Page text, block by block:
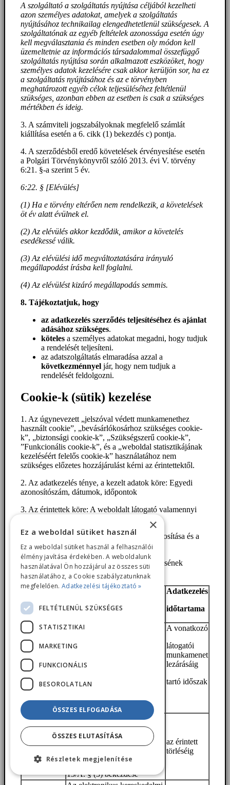
A szolgáltató a szolgáltatás nyújtása céljából kezelheti
azon személyes adatokat, amelyek a szolgáltatás
nyújtásához technikailag elengedhetetlenül szükségesek. A
szolgáltatónak az egyéb feltételek azonossága esetén úgy
kell megválasztania és minden esetben oly módon kell
üzemeltetnie az információs társadalommal összefüggő
szolgáltatás nyújtása során alkalmazott eszközöket, hogy
személyes adatok kezelésére csak akkor kerüljön sor, ha ez
a szolgáltatás nyújtásához és az e törvényben
meghatározott egyéb célok teljesüléséhez feltétlenül
szükséges, azonban ebben az esetben is csak a szükséges
mértékben és ideig.
3. A számviteli jogszabályoknak megfelelő számlát
kiállítása esetén a 6. cikk (1) bekezdés c) pontja.
4. A szerződésből eredő követelések érvényesítése esetén
a Polgári Törvénykönyvről szóló 2013. évi V. törvény
6:21. §-a szerint 5 év.
6:22. § [Elévülés]
(1) Ha e törvény eltérően nem rendelkezik, a követelések
öt év alatt évülnek el.
(2) Az elévülés akkor kezdődik, amikor a követelés
esedékessé válik.
(3) Az elévülési idő megváltoztatására irányuló
megállapodást írásba kell foglalni.
(4) Az elévülést kizáró megállapodás semmis.
8. Tájékoztatjuk, hogy
az adatkezelés szerződés teljesítéséhez és ajánlat
adásához szükséges.
köteles a személyes adatokat megadni, hogy tudjuk
a rendelését teljesíteni.
az adatszolgáltatás elmaradása azzal a
következménnyel jár, hogy nem tudjuk a
rendelését feldolgozni.
Cookie-k (sütik) kezelése
1. Az úgynevezett „jelszóval védett munkamenethez
használt cookie”, „bevásárlókosárhoz szükséges cookie-
k”, „biztonsági cookie-k”, „Szükségszerű cookie-k”,
”Funkcionális cookie-k”, és a „weboldal statisztikájának
kezeléséért felelős cookie-k” használatához nem
szükséges előzetes hozzájárulást kérni az érintettektől.
2. Az adatkezelés ténye, a kezelt adatok köre: Egyedi
azonosítószám, dátumok, időpontok
3. Az érintettek köre: A weboldalt látogató valamennyi
4. Az adatkezelés célja: A felhasználók azonosítása és a
látogatók nyomon követése.
5. Az adatkezelés időtartama, az adatok törlésének
határideje:
Süti típusa Adatkezelés jogalapja
Adatkezelés
időtartama
Munkamenet
sütik
(session)
szolgáltatások, valamint az
szolgáltatások egyes
CVIII. törvény (Elkertv.)
A vonatkozó
látogatói
munkamenet
lezárásáig
tartó időszak
vagy mentett
sütik
Az elektronikus kereskedelmi
szolgáltatások, valamint az
információs társadalmi
szolgáltatások egyes
kérdéseiről szóló 2001.
CVIII. törvény (Elkertv.)
13/A. § (3) bekezdése
az érintett
törléséig
×
Ez a weboldal sütiket használ
Ez a weboldal sütiket használ a felhasználói
élmény javítása érdekében. A weboldalunk
használatával Ön hozzájárul az összes süti
használatához, a Cookie szabályzatunknak
megfelelően. Adatkezelési tájékoztató »
FELTÉTLENÜL SZÜKSÉGES
STATISZTIKAI
MARKETING
FUNKCIONÁLIS
BESOROLATLAN
ÖSSZES ELFOGADÁSA
ÖSSZES ELUTASÍTÁSA
Részletek megjelenítése